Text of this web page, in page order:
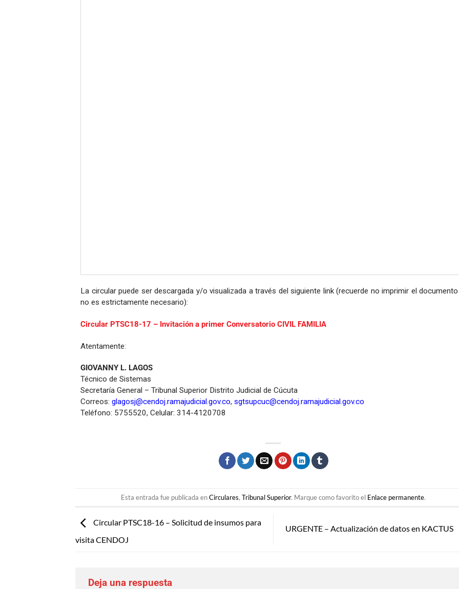
La circular puede ser descargada y/o visualizada a través del siguiente link (recuerde no imprimir el
no es estrictamente necesario):
Circular PTSC18-17 – Invitación a primer Conversatorio CIVIL FAMILIA
Atentamente:
GIOVANNY L. LAGOS
Técnico de Sistemas
Secretaría General – Tribunal Superior Distrito Judicial de Cúcuta
Correos: glagosj@cendoj.ramajudicial.gov.co, sgtsupcuc@cendoj.ramajudicial.gov.co
Teléfono: 5755520, Celular: 314-4120708
Esta entrada fue publicada enCirculares, Tribunal Superior. Marque como favorito el Enlace permanente.
Circular PTSC18-16 – Solicitud de insumos para
visita CENDOJ
URGENTE – Actualización de datos en KACTUS
Deja una respuesta